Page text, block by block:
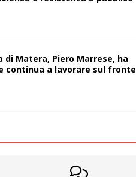
Matera, Piero Marrese, ha
continua a lavorare sul fronte